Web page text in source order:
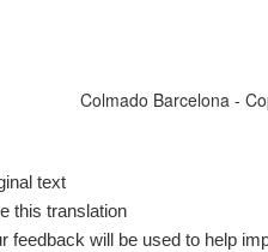
Colmado Barcelona -
text
this translation
feedback will be used to help